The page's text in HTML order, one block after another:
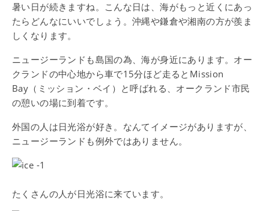
暑い日が続きますね。こんな日は、海がもっと近くにあっ
たらどんなにいいでしょう。沖縄や鎌倉や湘南の方が羨ま
しくなります。
ニュージーランドも島国の為、海が身近にあります。オー
クランドの中心地から車で15分ほど走るとMission
Bay（ミッション・ベイ）と呼ばれる、オークランド市民
の憩いの場に到着です。
外国の人は日光浴が好き。なんてイメージがありますが、
ニュージーランドも例外ではありません。
たくさんの人が日光浴に来ています。